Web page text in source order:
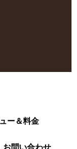
ー＆料金
お問い合わせ